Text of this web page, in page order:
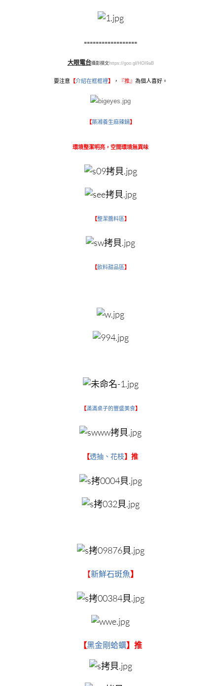
==================
大眼電台攝影撰文https://goo.gl/HOI9aB
要注意【介紹在框框裡】 ， 『推』 為個人喜好。
【築湘養生麻辣鍋】
環境整潔明亮，空間環境無異味
【整潔醬料區】
【飲料甜品區】
【滿滿桌子的豐盛美食】
【透抽、花枝】推
【新鮮石斑魚】
【黑金剛蛤蠣】推